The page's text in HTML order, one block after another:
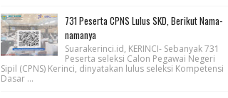
731 Peserta CPNS Lulus SKD, Berikut Nama-
namanya
Suarakerinci.id, KERINCI- Sebanyak 731
Peserta seleksi Calon Pegawai Negeri
Sipil (CPNS) Kerinci, dinyatakan lulus seleksi Kompetensi
Dasar ...